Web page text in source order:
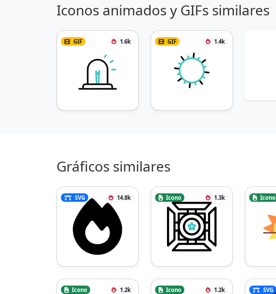
Iconos animados y GIFs similares
GIF 1.6k GIF 1.4k
Gráficos similares
SVG 14.8k Icono 1.3k Icono
Icono 1.2k Icono 1.2k SVG